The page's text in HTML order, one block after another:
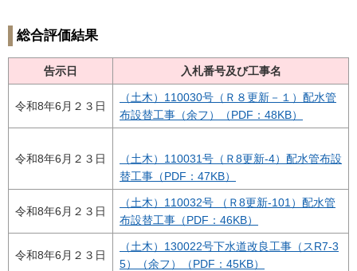
総合評価結果
告示日 入札番号及び工事名
令和8年6月２３日
（土木）110030号（Ｒ８更新－１）配水管
布設替工事（余フ）（PDF：48KB）
令和8年6月２３日
（土木）110031号（Ｒ8更新-4）配水管布設
替工事（PDF：47KB）
令和8年6月２３日
（土木）110032号 （Ｒ8更新-101）配水管
布設替工事（PDF：46KB）
令和8年6月２３日
（土木）130022号下水道改良工事（スR7-3
5）（余フ）（PDF：45KB）